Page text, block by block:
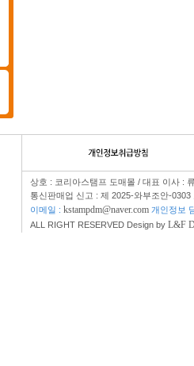
상호 : 코리아스탬프 도매몰 / 대표 이사 :
통신판매업 신고 : 제 2025-와부조안-
이메일 : kstampdm@naver.com 개인정보
ALL RIGHT RESERVED Design by L&F